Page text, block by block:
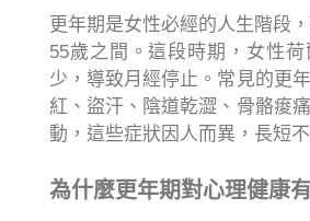
更年期是女性必經的人生階段
55歲之間。這段時期，女性
少，導致月經停止。常見的更
紅、盜汗、陰道乾澀、骨骼痠
動，這些症狀因人而異，長短不
為什麼更年期對心理健康